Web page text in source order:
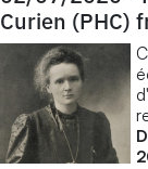
Curien (PHC)